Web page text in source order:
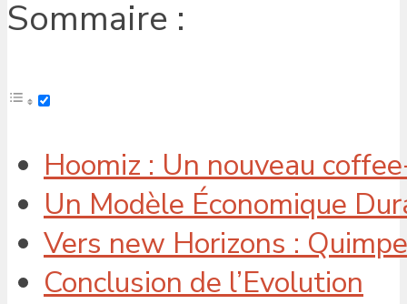
Sommaire :
Hoomiz : Un nouveau
Un Modèle Économique
Vers new Horizons :
Conclusion de l’Evolution